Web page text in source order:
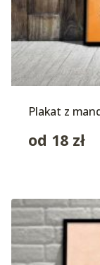
Plakat z
od 18 zł